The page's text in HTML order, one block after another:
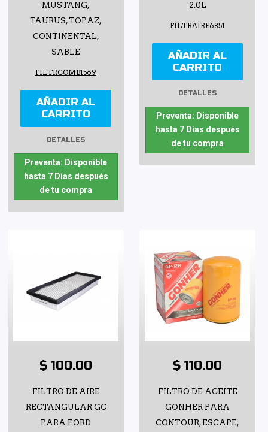
MUSTANG,
TAURUS, TOPAZ,
CONTINENTAL,
SABLE
FILTRCOMB1569
AÑADIR AL
CARRITO
DETALLES
Preventa: Disponible
hasta 7 Días después
de tu compra
2.0L
FILTRAIRE6851
AÑADIR AL
CARRITO
DETALLES
Preventa: Disponible
hasta 7 Días después
de tu compra
$ 100.00
FILTRO DE AIRE
RECTANGULAR GC
PARA FORD
$ 110.00
FILTRO DE ACEITE
GONHER PARA
CONTOUR, ESCAPE,